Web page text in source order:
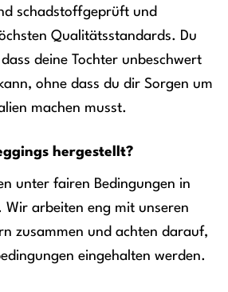
schadstoffgeprüft und
Qualitätsstandards. Du
deine Tochter unbeschwert
ohne dass du dir Sorgen um
machen musst.
hergestellt?
unter fairen Bedingungen in
Wir arbeiten eng mit unseren
zusammen und achten darauf,
eingehalten werden.